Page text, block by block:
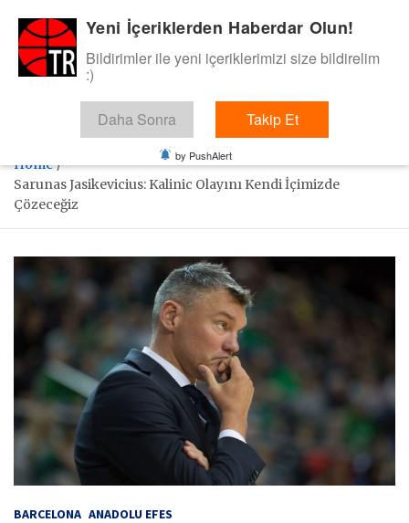
content
BasketTR
Sol dip çizgiden bir basket de bizden gelsin dedik.
Home
Sarunas Jasikevicius: Kalinic Olayını Kendi İçimizde
Çözeceğiz
BARCELONA ANADOLU EFES
Yeni İçeriklerden Haberdar Olun!
Bildirimler ile yeni içeriklerimizi size bildirelim
:)
Daha Sonra Takip Et
by PushAlert